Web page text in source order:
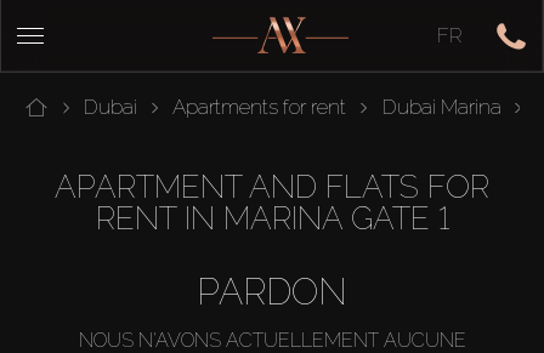
FR
Dubai Apartments for rent Dubai Marina
APARTMENT AND FLATS FOR
RENT IN MARINA GATE 1
PARDON
NOUS N'AVONS ACTUELLEMENT AUCUNE